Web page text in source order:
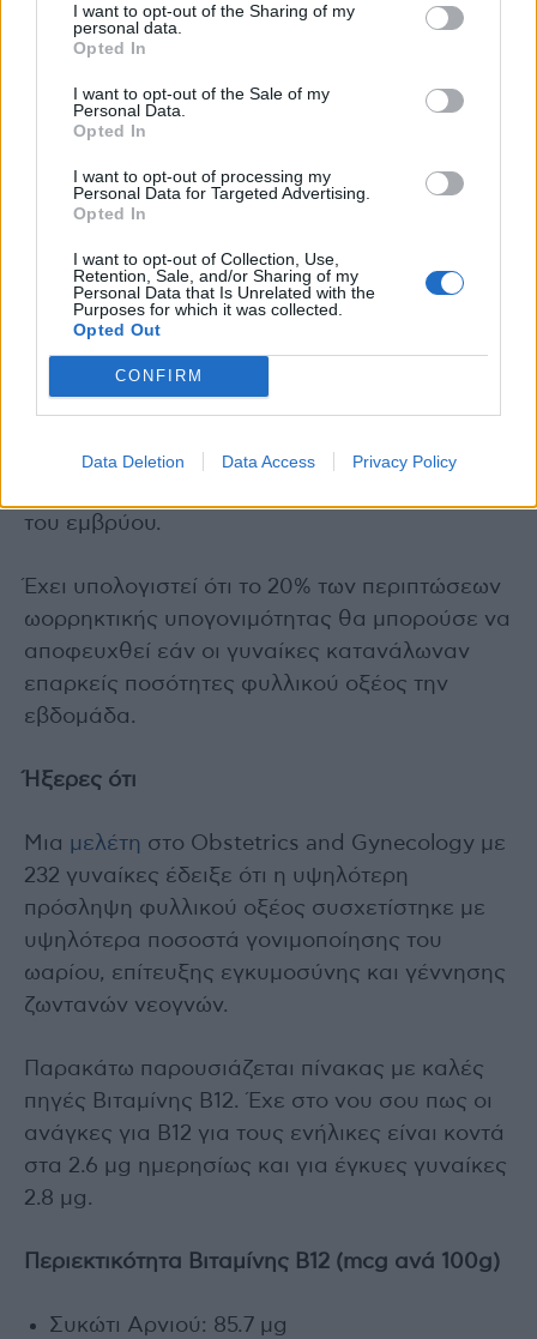
I want to opt-out of the Sharing of my
personal data.
Opted In
I want to opt-out of the Sale of my
Personal Data.
Opted In
I want to opt-out of processing my
Personal Data for Targeted Advertising.
Opted In
I want to opt-out of Collection, Use,
Retention, Sale, and/or Sharing of my
Personal Data that Is Unrelated with the
Purposes for which it was collected.
Opted Out
CONFIRM
Data Deletion Data Access Privacy Policy
κύκλους.
επίσης έχει βρεθεί πως αυξάνει την
ευαισθησία του ωαρίου για γονιμοποίηση.
Η Σημασία του Φυλλικού Οξέος στη
Αν και σημαντικότερο είναι να υπάρχουν
επαρκή επίπεδα φυλλικού πριν και κατά τη
σύλληψη, ακόμη και μετά τη γονιμοποίηση του
ωαρίου, είναι θετικό να υπάρχει η πρόσληψη
ανεπάρκεια φυλλικού οξέος μπορεί να
του εμβρύου.
Έχει υπολογιστεί ότι το 20% των περιπτώσεων
ωορρηκτικής υπογονιμότητας θα μπορούσε να
αποφευχθεί εάν οι γυναίκες κατανάλωναν
επαρκείς ποσότητες φυλλικού οξέος την
εβδομάδα.
Ήξερες ότι
Μια μελέτη στο Obstetrics and Gynecology με
232 γυναίκες έδειξε ότι η υψηλότερη
πρόσληψη φυλλικού οξέος συσχετίστηκε με
υψηλότερα ποσοστά γονιμοποίησης του
ωαρίου, επίτευξης εγκυμοσύνης και γέννησης
ζωντανών νεογνών.
Παρακάτω παρουσιάζεται πίνακας με καλές
πηγές Βιταμίνης Β12. Έχε στο νου σου πως οι
ανάγκες για Β12 για τους ενήλικες είναι κοντά
στα 2.6 μg ημερησίως και για έγκυες γυναίκες
2.8 μg.
Περιεκτικότητα Βιταμίνης B12 (mcg ανά 100g)
Συκώτι Αρνιού: 85.7 μg